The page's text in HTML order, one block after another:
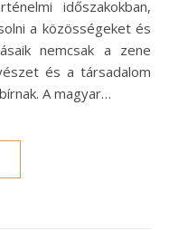
időszakokban,
a közösségeket és
nemcsak a zene
és a társadalom
A magyar…